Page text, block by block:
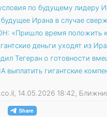
по будущему лидеру
будущее Ирана в случае
«Пришло время положить
деньги уходят из
Тегеран о готовности
выплатить гигантские
14.05.2026 18:42,